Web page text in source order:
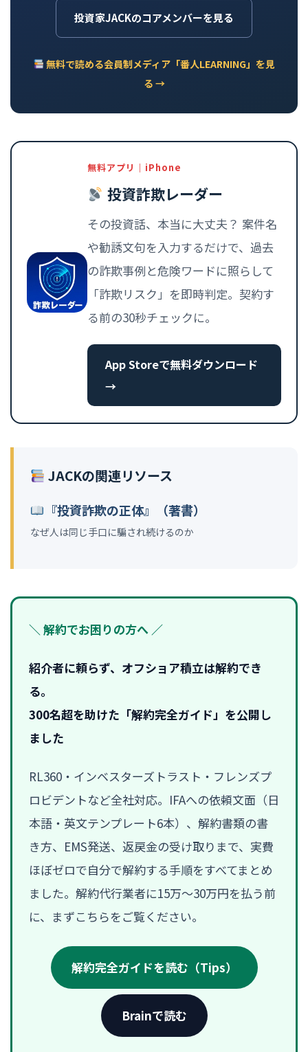
投資家JACKのコアメンバーを見る
無料で読める会員制メディア「番人LEARNING」を見
る →
無料アプリ｜iPhone
投資詐欺レーダー
その投資話、本当に大丈夫？ 案件名
や勧誘文句を入力するだけで、過去
の詐欺事例と危険ワードに照らして
「詐欺リスク」を即時判定。契約す
る前の30秒チェックに。
App Storeで無料ダウンロード
→
JACKの関連リソース
『投資詐欺の正体』（著書）
なぜ人は同じ手口に騙され続けるのか
＼ 解約でお困りの方へ ／
紹介者に頼らず、オフショア積立は解約でき
る。
300名超を助けた「解約完全ガイド」を公開し
ました
RL360・インベスターズトラスト・フレンズプ
ロビデントなど全社対応。IFAへの依頼文面（日
本語・英文テンプレート6本）、解約書類の書
き方、EMS発送、返戻金の受け取りまで、実費
ほぼゼロで自分で解約する手順をすべてまとめ
ました。解約代行業者に15万〜30万円を払う前
に、まずこちらをご覧ください。
解約完全ガイドを読む（Tips）
Brainで読む